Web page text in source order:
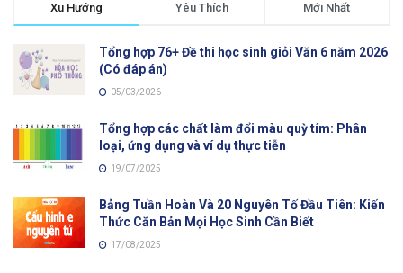
Xu Hướng Yêu Thích Mới Nhất
Tổng hợp 76+ Đề thi học sinh giỏi Văn 6 năm 2026
(Có đáp án)
05/03/2026
Tổng hợp các chất làm đổi màu quỳ tím: Phân
loại, ứng dụng và ví dụ thực tiễn
19/07/2025
Bảng Tuần Hoàn Và 20 Nguyên Tố Đầu Tiên: Kiến
Thức Căn Bản Mọi Học Sinh Cần Biết
17/08/2025